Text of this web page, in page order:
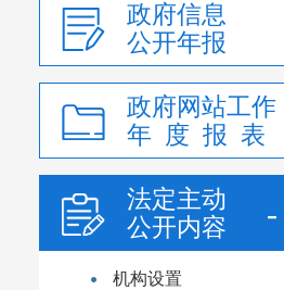
政府信息
公开年报
政府网站工作
年 度 报 表
法定主动
公开内容
机构设置